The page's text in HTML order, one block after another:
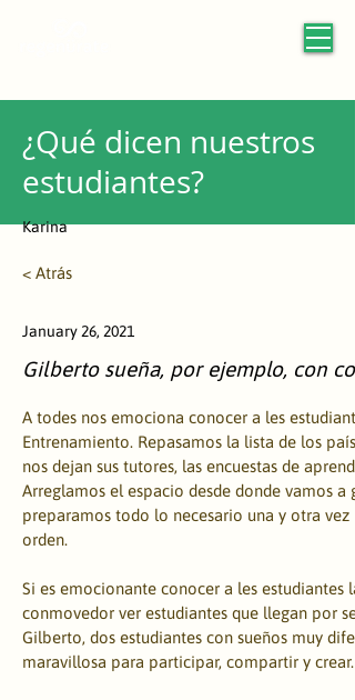
¿Qué dicen nuestros
estudiantes?
Karina
< Atrás
January 26, 2021
Gilberto sueña, por ejemplo, con
A todes nos emociona conocer a les
Entrenamiento. Repasamos la lista de los
nos dejan sus tutores, las encuestas de
Arreglamos el espacio desde donde vamos
preparamos todo lo necesario una y otra
orden.
Si es emocionante conocer a les
conmovedor ver estudiantes que llegan por
Gilberto, dos estudiantes con sueños muy
maravillosa para participar, compartir y crear.